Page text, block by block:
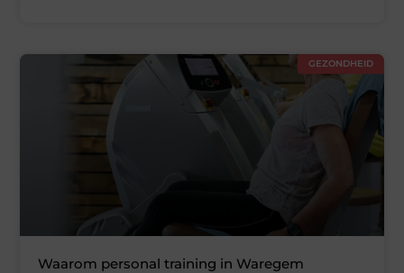
GEZONDHEID
Waarom personal training in Waregem